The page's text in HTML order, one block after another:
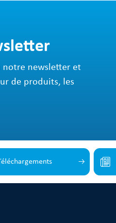
notre newsletter et
de produits, les